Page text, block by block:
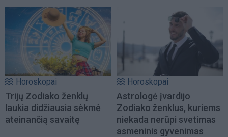
Horoskopai
Trijų Zodiako ženklų
laukia didžiausia sėkmė
ateinančią savaitę
Horoskopai
Astrologė įvardijo
Zodiako ženklus, kuriems
niekada nerūpi svetimas
asmeninis gyvenimas